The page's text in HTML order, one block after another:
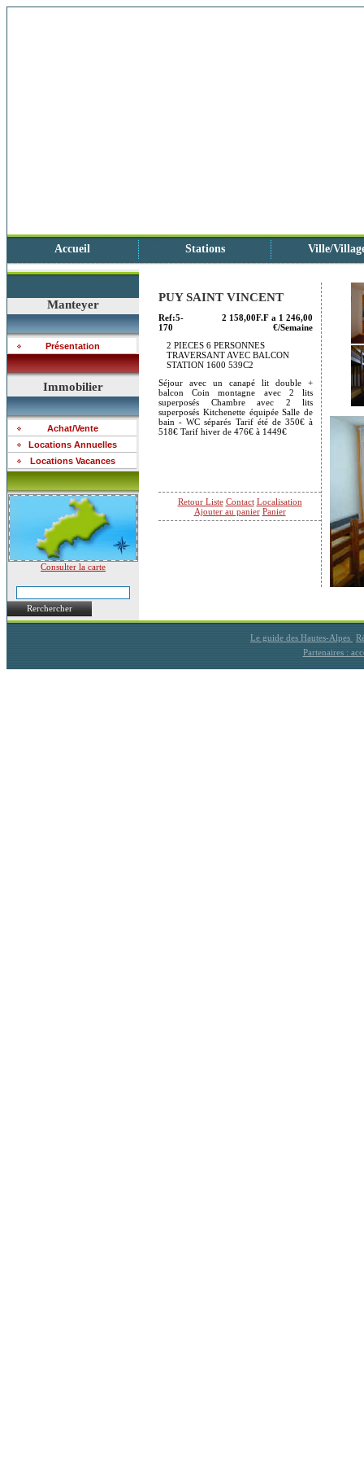
Accueil Stations Ville/
Manteyer
Présentation
Immobilier
Achat/Vente
Locations Annuelles
Locations Vacances
Consulter la carte
Rerchercher
PUY SAINT VINCENT
Ref:5-
170
2 158,00F.F a 1 246,00
€/Semaine
2 PIECES 6 PERSONNES
TRAVERSANT AVEC BALCON
STATION 1600 539C2
Séjour avec un canapé lit double +
balcon Coin montagne avec 2 lits
superposés Chambre avec 2 lits
superposés Kitchenette équipée Salle de
bain - WC séparés Tarif été de 350€ à
518€ Tarif hiver de 476€ à 1449€
Retour Liste Contact Localisation
Ajouter au panier Panier
Le guide des Hautes-Alpes
Partenaires :